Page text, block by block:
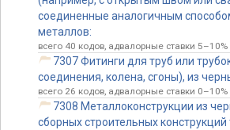
соединенные аналогичным
металлов:
всего 40 кодов, адвалорные ставки 5–10%
7307 Фитинги для труб или
соединения, колена, сгоны), из
всего 26 кодов, адвалорные ставки 0–10%
7308 Металлоконструкции из
сборных строительных